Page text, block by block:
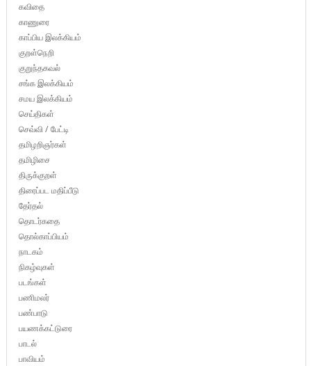
கவிதை
காணுரை
காப்பிய இலக்கியம்
குறள்நெறி
குறுந்தகவல்
சங்க இலக்கியம்
சமய இலக்கியம்
செய்திகள்
செவ்வி / பேட்டி
தமிழறிஞர்கள்
தமிழிசை
திருக்குறள்
திரைப்பட மதிப்பீடு
தேர்தல்
தொடர்கதை
தொல்காப்பியம்
நாடகம்
நிகழ்வுகள்
படங்கள்
பணிமலர்
பண்பாடு
பயணக்கட்டுரை
பாடல்
பாவியம்